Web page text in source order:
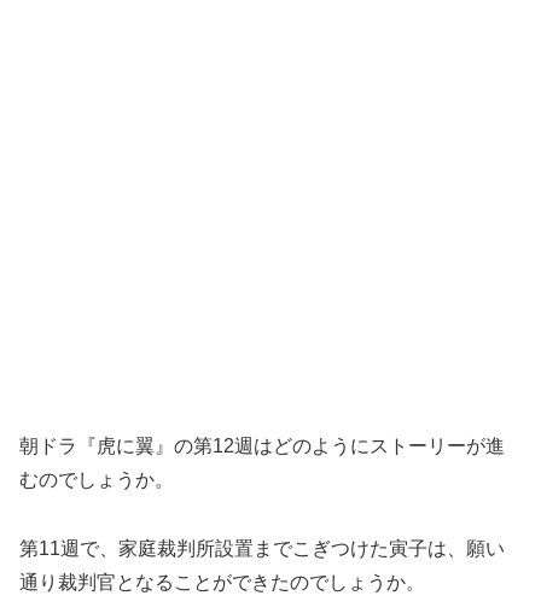
朝ドラ『虎に翼』の第12週はどのようにストーリーが進
むのでしょうか。
第11週で、家庭裁判所設置までこぎつけた寅子は、願い
通り裁判官となることができたのでしょうか。